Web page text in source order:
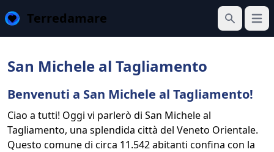
Terredamare
Cerca
Apri
San Michele al Tagliamento
Benvenuti a San Michele al Tagliamento!
Ciao a tutti! Oggi vi parlerò di San Michele al
Tagliamento, una splendida città del Veneto Orientale.
Questo comune di circa 11.542 abitanti confina con la